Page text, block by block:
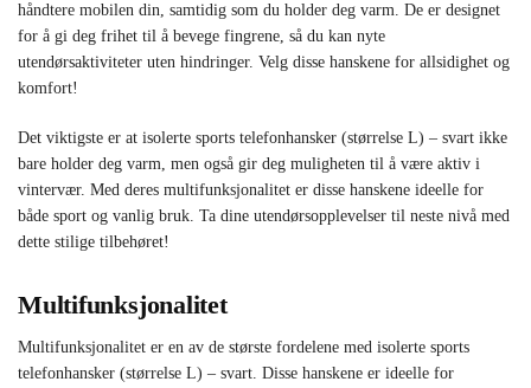
håndtere mobilen din, samtidig som du holder deg varm. De er designet
for å gi deg frihet til å bevege fingrene, så du kan nyte
utendørsaktiviteter uten hindringer. Velg disse hanskene for allsidighet og
komfort!
Det viktigste er at isolerte sports telefonhansker (størrelse L) – svart ikke
bare holder deg varm, men også gir deg muligheten til å være aktiv i
vintervær. Med deres multifunksjonalitet er disse hanskene ideelle for
både sport og vanlig bruk. Ta dine utendørsopplevelser til neste nivå med
dette stilige tilbehøret!
Multifunksjonalitet
Multifunksjonalitet er en av de største fordelene med isolerte sports
telefonhansker (størrelse L) – svart. Disse hanskene er ideelle for